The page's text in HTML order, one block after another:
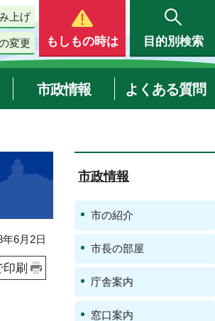
上げ
変更 もしもの時は 目的別検索
市政情報 よくある質問
6月2日
刷
市政情報
市の紹介
市長の部屋
庁舎案内
窓口案内